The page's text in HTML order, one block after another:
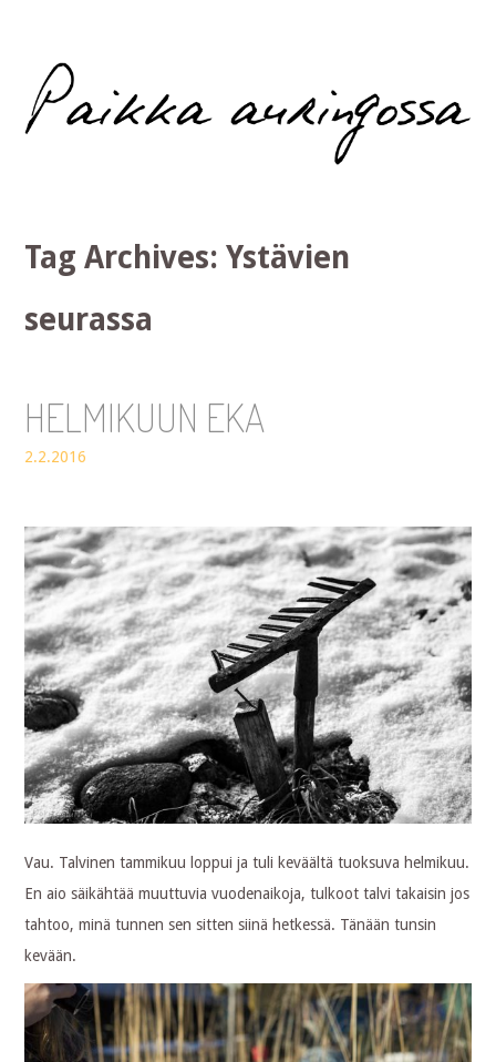
Paikka auringossa
Tag Archives:Ystävien
seurassa
HELMIKUUN EKA
2.2.2016
Vau. Talvinen tammikuu loppui ja tuli keväältä tuoksuva helmikuu.
En aio säikähtää muuttuvia vuodenaikoja, tulkoot talvi takaisin jos
tahtoo, minä tunnen sen sitten siinä hetkessä. Tänään tunsin
kevään.